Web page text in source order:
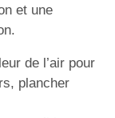
et une
de l’air pour
plancher